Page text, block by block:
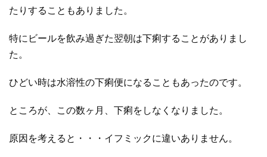
たりすることもありました。
特にビールを飲み過ぎた翌朝は下痢することがありまし
た。
ひどい時は水溶性の下痢便になることもあったのです。
ところが、この数ヶ月、下痢をしなくなりました。
原因を考えると・・・イフミックに違いありません。